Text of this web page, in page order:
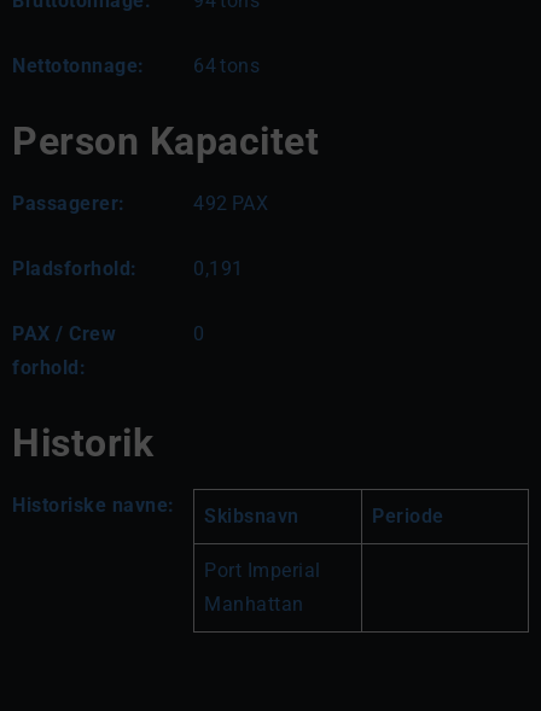
Nettotonnage: 64tons
Person Kapacitet
Passagerer: 492 PAX
Pladsforhold: 0,191
PAX / Crew
forhold:
0
Historik
Historiske navne: Skibsnavn Periode
Port Imperial
Manhattan